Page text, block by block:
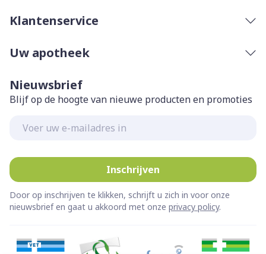
Klantenservice
Uw apotheek
Nieuwsbrief
Blijf op de hoogte van nieuwe producten en promoties
Inschrijven
Door op inschrijven te klikken, schrijft u zich in voor onze
nieuwsbrief en gaat u akkoord met onze privacy policy.